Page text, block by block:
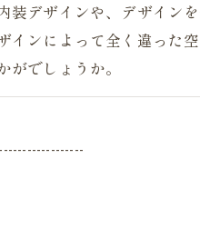
装デザインや、デザイン
インによって全く違った
でしょうか。